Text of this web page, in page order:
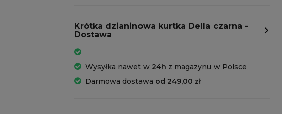
Krótka dzianinowa kurtka Della czarna -
Dostawa
Wysyłka nawet w 24h z magazynu w Polsce
Darmowa dostawa od 249,00 zł